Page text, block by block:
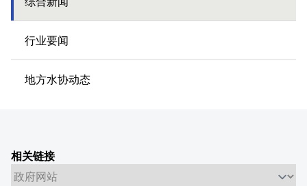
行业要闻
地方水协动态
相关链接